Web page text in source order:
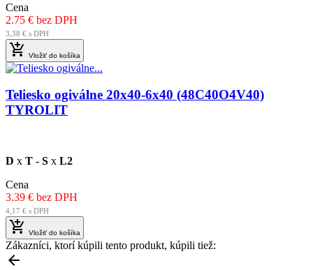
Cena
2.75 € bez DPH
3,38 € s DPH
 Vložiť do košíka
Teliesko ogiválne 20x40-6x40 (48C40O4V40)
TYROLIT
D x T - S x L2
Cena
3.39 € bez DPH
4,17 € s DPH
 Vložiť do košíka
Zákazníci, ktorí kúpili tento produkt, kúpili tiež:
